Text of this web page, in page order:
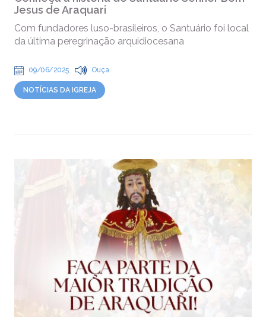
Jesus de Araquari
Com fundadores luso-brasileiros, o Santuário foi local
da última peregrinação arquidiocesana
09/06/2025 Ouça
NOTÍCIAS DA IGREJA